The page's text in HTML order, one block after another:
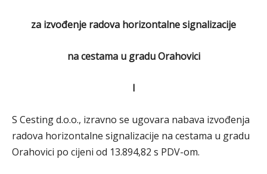
za izvođenje radova horizontalne signalizacije
na cestama u gradu Orahovici
I
S Cesting d.o.o., izravno se ugovara nabava izvođenja
radova horizontalne signalizacije na cestama u gradu
Orahovici po cijeni od 13.894,82 s PDV-om.